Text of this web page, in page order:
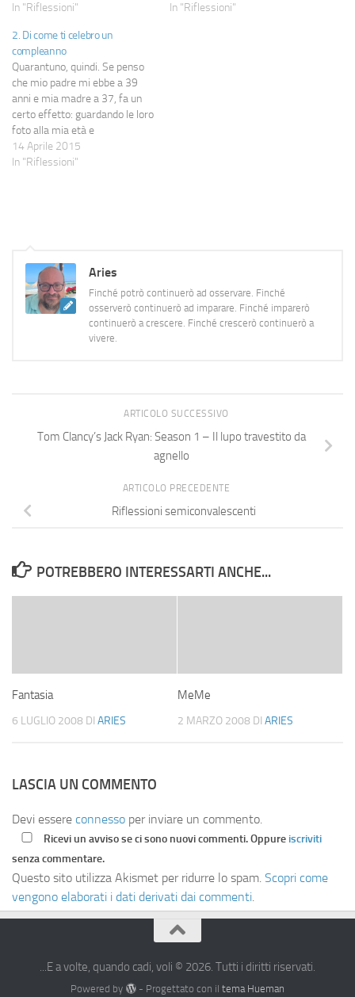
probabilmente anche meno, di
modo probabilmente un po'
irresponsabile, con un solo
cliente inizialmente sicuro e la
volontà…
In "Riflessioni"
senza te che con te, e il dolore
In "Riflessioni"
2. Di come ti celebro un
compleanno
Quarantuno, quindi. Se penso
che mio padre mi ebbe a 39
anni e mia madre a 37, fa un
certo effetto: guardando le loro
foto alla mia età e
confrontandole con le mie di
oggi sembra comunque che
14 Aprile 2015
In "Riflessioni"
Aries
Finché potrò continuerò ad osservare. Finché
osserverò continuerò ad imparare. Finché imparerò
continuerò a crescere. Finché crescerò continuerò a
vivere.
ARTICOLO SUCCESSIVO
Tom Clancy’s Jack Ryan: Season 1 – Il lupo travestito da
agnello
ARTICOLO PRECEDENTE
Riflessioni semiconvalescenti
POTREBBERO INTERESSARTI ANCHE...
Fantasia
6 LUGLIO 2008 DI ARIES
MeMe
2 MARZO 2008 DI ARIES
LASCIA UN COMMENTO
Devi essere connesso per inviare un commento.
Ricevi un avviso se ci sono nuovi commenti. Oppure iscriviti
senza commentare.
Questo sito utilizza Akismet per ridurre lo spam. Scopri come
vengono elaborati i dati derivati dai commenti.
...E a volte, quando cadi, voli © 2026. Tutti i diritti riservati.
Powered by - Progettato con il tema Hueman